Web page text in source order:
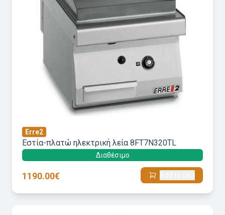
Erre2
Εστία-πλατώ ηλεκτρική λεία 8FT7N320TL
Διαθέσιμο
1190.00€